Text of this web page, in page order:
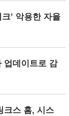
’ 악용한 자율
업데이트로 감
크스 홈, 시스